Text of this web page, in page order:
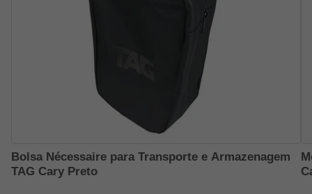
Bolsa Nécessaire para Transporte e Armazenagem
TAG Cary Preto